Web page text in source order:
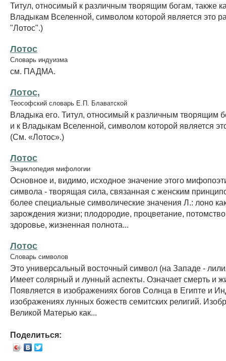
Титул, относимый к различным творящим богам, также
Владыкам Вселенной, символом которой является это
"Лотос".)
Лотос
Словарь индуизма
см. ПАДМА.
Лотос,
Теософский словарь Е.П. Блаватской
Владыка его. Титул, относимый к различным творящим
и к Владыкам Вселенной, символом которой является
(См. «Лотос».)
Лотос
Энциклопедия мифологии
Основное и, видимо, исходное значение этого
символа - творящая сила, связанная с женским
более специальные символические значения Л.: лоно
зарождения жизни; плодородие, процветание,
здоровье, жизненная полнота...
Лотос
Словарь символов
Это универсальный восточный символ (на Западе -
Имеет солярный и лунный аспекты. Означает смерть и
Появляется в изображениях богов Солнца в Египте и
изображениях лунных божеств семитских религий.
Великой Матерью как...
Поделиться: